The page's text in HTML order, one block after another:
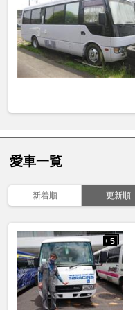
愛車一覧
新着順 更新順
+ 5